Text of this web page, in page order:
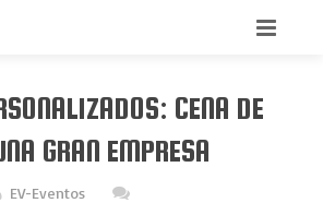
CENA DE
GRAN EMPRESA
EV-Eventos